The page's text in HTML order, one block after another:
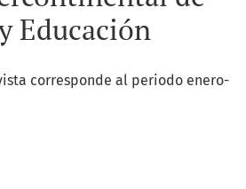
Educación
corresponde al periodo enero-